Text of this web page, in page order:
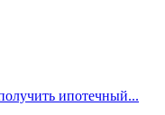
ипотечный...